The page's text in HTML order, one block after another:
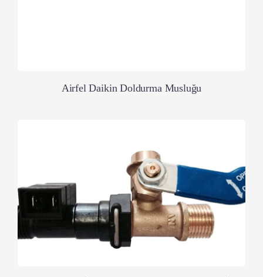
Airfel Daikin Doldurma Musluğu